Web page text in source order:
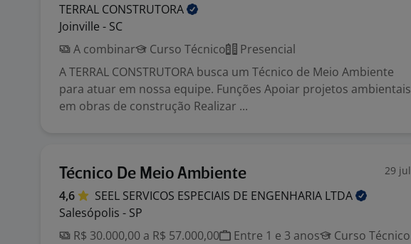
TERRAL CONSTRUTORA
Joinville - SC
A combinar
Curso Técnico
Presencial
A TERRAL CONSTRUTORA busca um Técnico de Meio Ambiente
para atuar em nossa equipe. Funções Apoiar projetos ambientais
em obras de construção Realizar ...
Técnico De Meio Ambiente 29 jul
4,6 SEEL SERVICOS ESPECIAIS DE ENGENHARIA LTDA
Salesópolis - SP
R$ 30.000,00 a R$ 57.000,00
Entre 1 e 3 anos
Curso Técnico